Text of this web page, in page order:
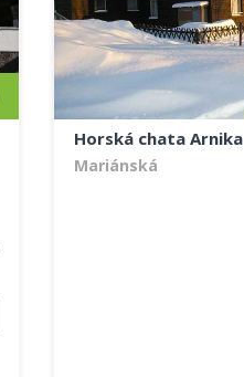
Horská chata Arnika
Mariánská